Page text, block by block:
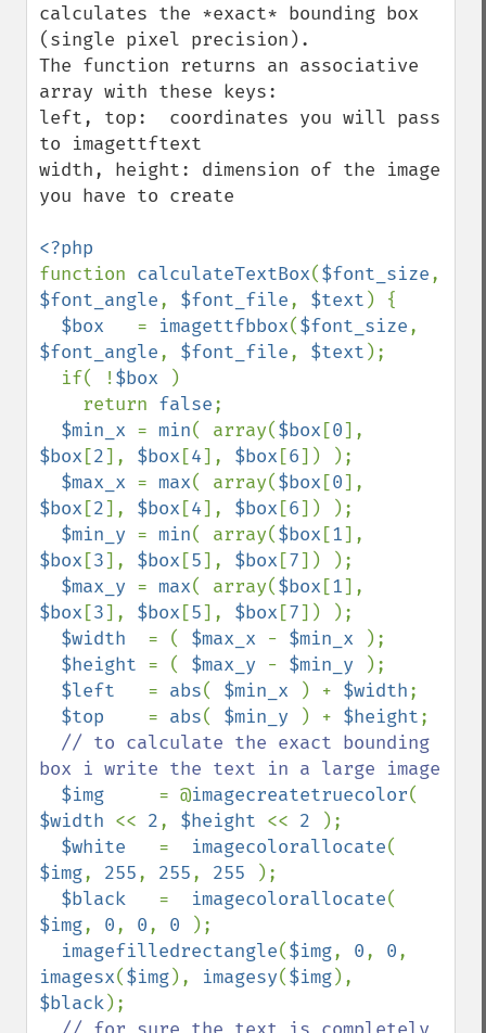
calculates the *exact* bounding box
(single pixel precision).
The function returns an associative
array with these keys:
left, top:  coordinates you will pass
to imagettftext
width, height: dimension of the image
you have to create
function calculateTextBox($font_size
$font_angle, $font_file, $text ) {
$box = imagettfbbox($font_size
$font_angle, $font_file, $text );
  if( !
$box
)
    return
false;
$min_x = min( array($box [0
$box [2], $box [4], $box [6]) );
$max_x = max( array($box [0
$box [2], $box [4], $box [6]) );
$min_y = min( array($box [1
$box [3], $box [5], $box [7]) );
$max_y = max( array($box [1
$box [3], $box [5], $box [7]) );
$width = ( $max_x - $min_x
);
$height = ( $max_y - $min_y
);
$left = abs( $min_x ) + $width;
$top = abs( $min_y ) + $height;
// to calculate the exact bounding
box i write the text in a large image
$img = @imagecreatetruecolor
$width << 2, $height << 2
);
$white = imagecolorallocate
$img, 255, 255, 255
);
$black = imagecolorallocate
$img, 0, 0, 0
);
imagefilledrectangle($img, 0, 0
imagesx($img), imagesy($img
$black);